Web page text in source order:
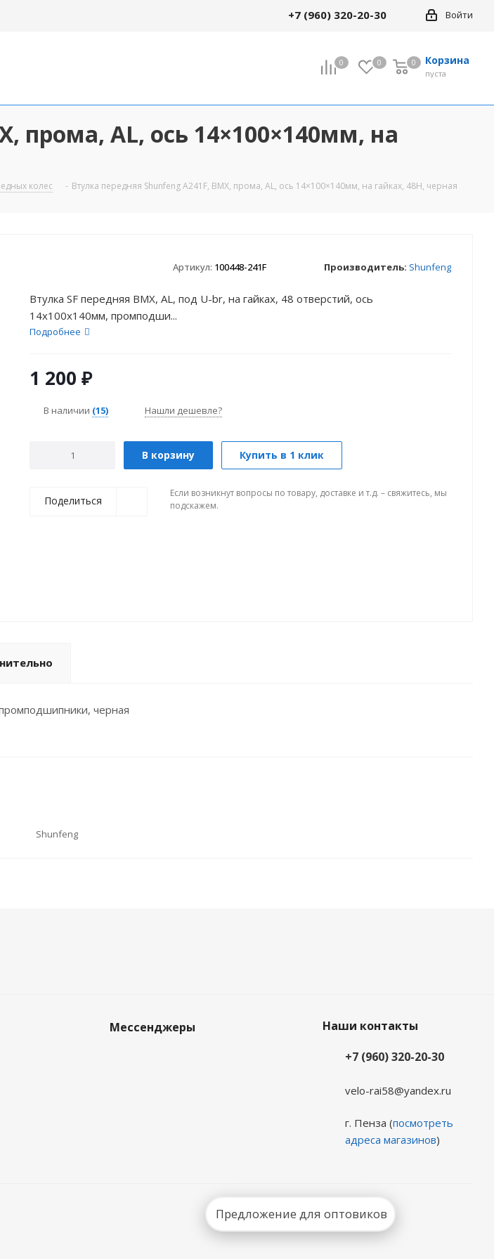
Войти
+7 (960) 320-20-30
0 0 Корзина
0
пуста
0
прома, AL, ось 14×100×140мм, на
колес - Втулка передняя Shunfeng A241F, BMX, прома, AL, ось 14×100×140мм, на гайках, 48H, черная
Артикул: 100448-241F Производитель: Shunfeng
Втулка SF передняя BMX, AL, под U-br, на гайках, 48 отверстий, ось
14х100х140мм, промподши...
Подробнее
1 200 ₽
В наличии (15) Нашли дешевле?
В корзину Купить в 1 клик
Поделиться
Если возникнут вопросы по товару, доставке и т.д. – свяжитесь, мы
подскажем.
черная
Shunfeng
Мессенджеры
Наши контакты
+7 (960) 320-20-30
velo-rai58@yandex.ru
г. Пенза (посмотреть
адреса магазинов)
Предложение для оптовиков